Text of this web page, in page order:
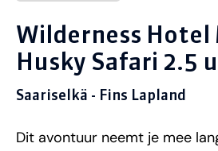
Wilderness Hotel
Husky Safari 2.5
Saariselkä - Fins Lapland
Dit avontuur neemt je mee